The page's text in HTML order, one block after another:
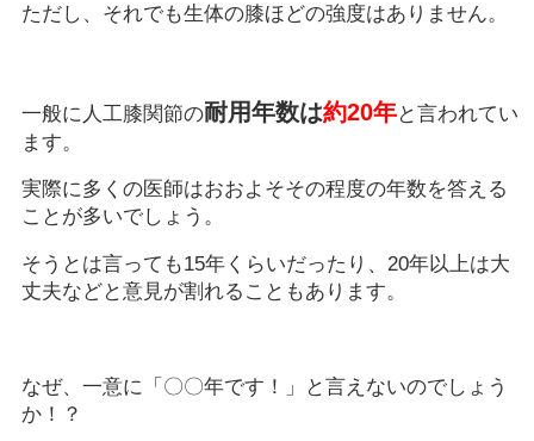
ただし、それでも生体の膝ほどの強度はありません。
一般に人工膝関節の耐用年数は約20年と言われてい
ます。
実際に多くの医師はおおよそその程度の年数を答える
ことが多いでしょう。
そうとは言っても15年くらいだったり、20年以上は大
丈夫などと意見が割れることもあります。
なぜ、一意に「〇〇年です！」と言えないのでしょう
か！？